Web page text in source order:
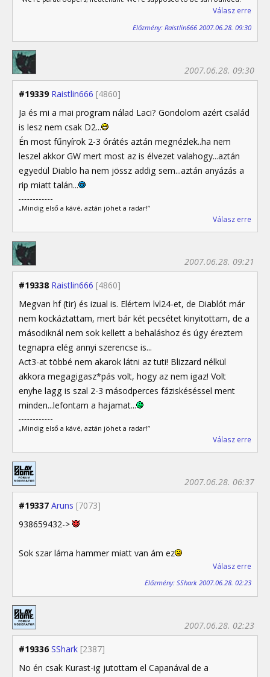
Válasz erre
Előzmény: Raistlin666 2007.06.28. 09:30
#19339 Raistlin666 [4860]
2007.06.28. 09:30
Ja és mi a mai program nálad Laci? Gondolom azért család
is lesz nem csak D2...
Én most fűnyírok 2-3 órátés aztán megnézlek..ha nem
leszel akkor GW mert most az is élvezet valahogy...aztán
egyedül Diablo ha nem jössz addig sem...aztán anyázás a
rip miatt talán...
„Mindig első a kávé, aztán jöhet a radar!”
Válasz erre
#19338 Raistlin666 [4860]
2007.06.28. 09:21
Megvan hf (tir) és izual is. Elértem lvl24-et, de Diablót már
nem kockáztattam, mert bár két pecsétet kinyitottam, de a
másodiknál nem sok kellett a behaláshoz és úgy éreztem
tegnapra elég annyi szerencse is...
Act3-at többé nem akarok látni az tuti! Blizzard nélkül
akkora megagigasz*pás volt, hogy az nem igaz! Volt
enyhe lagg is szal 2-3 másodperces fáziskéséssel ment
minden...lefontam a hajamat...
„Mindig első a kávé, aztán jöhet a radar!”
Válasz erre
#19337 Aruns [7073]
2007.06.28. 06:37
938659432->
Sok szar láma hammer miatt van ám ez
Válasz erre
Előzmény: SShark 2007.06.28. 02:23
#19336 SShark [2387]
2007.06.28. 02:23
No én csak Kurast-ig jutottam el Capanával de a